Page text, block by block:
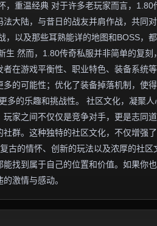
重温经典 对于许多老玩家而言，1.80
大陆，与昔日的战友并肩作战，共同
以及那些耳熟能详的地图和BOSS，
生 然而，1.80传奇私服并非简单的复刻
在游戏平衡性、职业特色、装备系统
的可能性；优化了装备掉落机制，使
多的乐趣和挑战性。 社区文化，凝聚
家之间不仅仅是竞争对手，更是志同
群。这种独特的社区文化，不仅增强
古的情怀、创新的玩法以及浓厚的社区
找到属于自己的位置和价值。如果你
激情与感动。